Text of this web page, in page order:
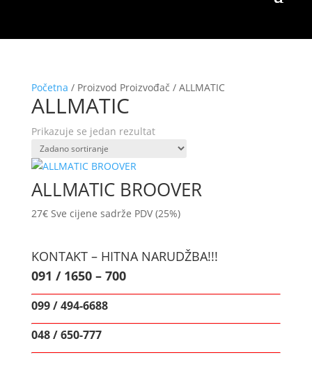
Početna / Proizvod Proizvođač / ALLMATIC
ALLMATIC
Prikazuje se jedan rezultat
ALLMATIC BROOVER
27€ Sve cijene sadrže PDV (25%)
KONTAKT – HITNA NARUDŽBA!!!
091 / 1650 – 700
099 / 494-6688
048 / 650-777